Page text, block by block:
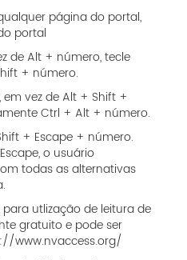
página do portal,
portal
de Alt + número, tecle
+ número.
em vez de Alt + Shift +
Ctrl + Alt + número.
+ Escape + número.
o usuário
todas as alternativas
utlização de leitura de
gratuito e pode ser
www.nvaccess.org/